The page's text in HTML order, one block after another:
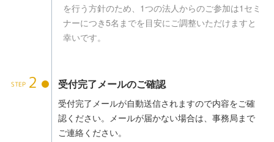
を行う方針のため、1つの法人からのご参加は1セミ
ナーにつき5名までを目安にご調整いただけますと
幸いです。
2 受付完了メールのご確認
受付完了メールが自動送信されますので内容をご確
認ください。メールが届かない場合は、事務局まで
ご連絡ください。